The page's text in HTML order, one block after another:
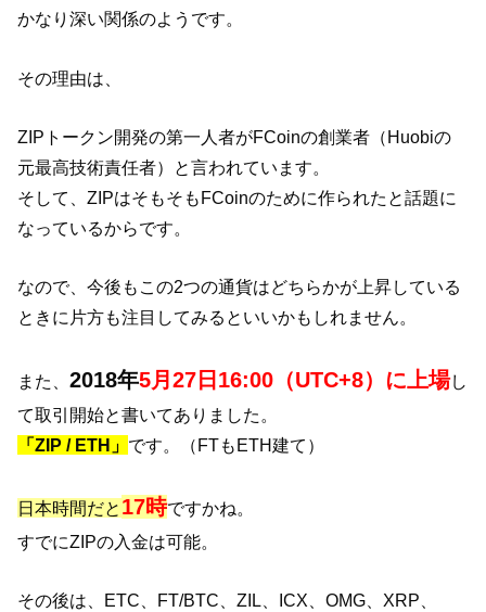
かなり深い関係のようです。
その理由は、
ZIPトークン開発の第一人者がFCoinの創業者（Huobiの
元最高技術責任者）と言われています。
そして、ZIPはそもそもFCoinのために作られたと話題に
なっているからです。
なので、今後もこの2つの通貨はどちらかが上昇している
ときに片方も注目してみるといいかもしれません。
また、 2018年5月27日16:00（UTC+8）に上場し
て取引開始と書いてありました。
「ZIP / ETH」 です。（FTもETH建て）
日本時間だと 17時ですかね。
すでにZIPの入金は可能。
その後は、ETC、FT/BTC、ZIL、ICX、OMG、XRP、